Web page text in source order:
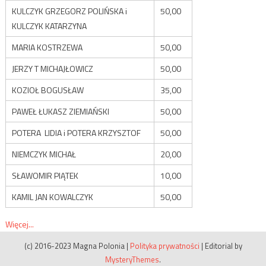
KULCZYK GRZEGORZ POLIŃSKA i
KULCZYK KATARZYNA
50,00
MARIA KOSTRZEWA
50,00
JERZY T MICHAJŁOWICZ
50,00
KOZIOŁ BOGUSŁAW
35,00
PAWEŁ ŁUKASZ ZIEMIAŃSKI
50,00
POTERA LIDIA i POTERA KRZYSZTOF
50,00
NIEMCZYK MICHAŁ
20,00
SŁAWOMIR PIĄTEK
10,00
KAMIL JAN KOWALCZYK
50,00
Więcej...
(c) 2016-2023 Magna Polonia | Polityka prywatności | Editorial by
MysteryThemes.